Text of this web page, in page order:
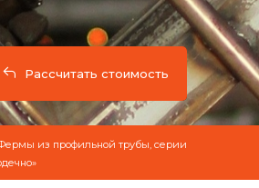
Рассчитать стоимость
из профильной трубы, серии